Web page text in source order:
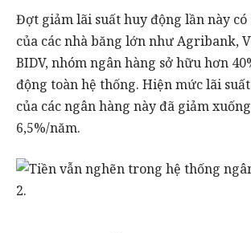
Đợt giảm lãi suất huy động lần này
của các nhà băng lớn như Agribank,
BIDV, nhóm ngân hàng sở hữu hơn
động toàn hệ thống. Hiện mức lãi
của các ngân hàng này đã giảm
6,5%/năm.